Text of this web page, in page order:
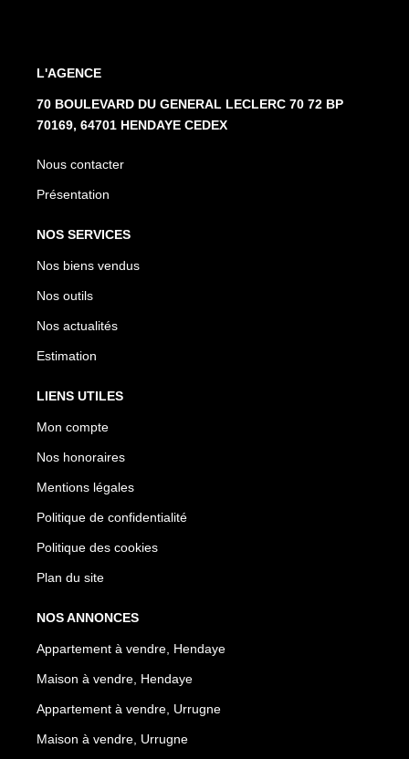
L'AGENCE
70 BOULEVARD DU GENERAL LECLERC 70 72 BP
70169, 64701 HENDAYE CEDEX
Nous contacter
Présentation
NOS SERVICES
Nos biens vendus
Nos outils
Nos actualités
Estimation
LIENS UTILES
Mon compte
Nos honoraires
Mentions légales
Politique de confidentialité
Politique des cookies
Plan du site
NOS ANNONCES
Appartement à vendre, Hendaye
Maison à vendre, Hendaye
Appartement à vendre, Urrugne
Maison à vendre, Urrugne